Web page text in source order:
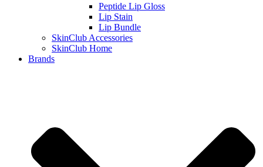
Peptide Lip Gloss
Lip Stain
Lip Bundle
SkinClub Accessories
SkinClub Home
Brands